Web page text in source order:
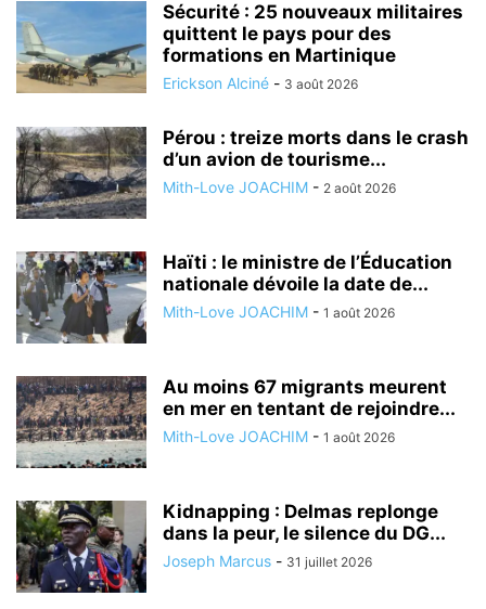
Sécurité : 25 nouveaux militaires
quittent le pays pour des
formations en Martinique
Erickson Alciné - 3 août 2026
Pérou : treize morts dans le crash
d’un avion de tourisme...
Mith-Love JOACHIM - 2 août 2026
Haïti : le ministre de l’Éducation
nationale dévoile la date de...
Mith-Love JOACHIM - 1 août 2026
Au moins 67 migrants meurent
en mer en tentant de rejoindre...
Mith-Love JOACHIM - 1 août 2026
Kidnapping : Delmas replonge
dans la peur, le silence du DG...
Joseph Marcus - 31 juillet 2026